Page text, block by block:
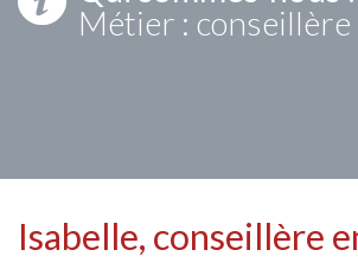
Métier : conseillère
Isabelle, conseillère